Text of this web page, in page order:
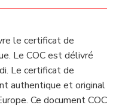
le certificat de
Le COC est délivré
Le certificat de
authentique et original
Ce document COC